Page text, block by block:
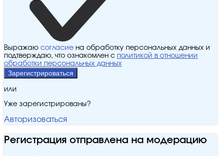
Выражаю согласие на обработку персональных данных и
подтверждаю, что ознакомлен с политикой в отношении
обработки персональных данных
Зарегистрироваться
или
Уже зарегистрированы?
Авторизоваться
Регистрация отправлена на модерацию